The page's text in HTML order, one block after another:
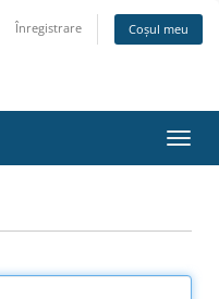
Înregistrare Coșul meu